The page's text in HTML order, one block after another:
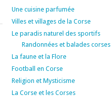
Une cuisine parfumée
Villes et villages de la Corse
Le paradis naturel des sportifs
Randonnées et balades corses
La faune et la Flore
Football en Corse
Religion et Mysticisme
La Corse et les Corses